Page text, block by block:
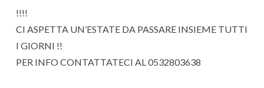
!!!!
CI ASPETTA UN’ESTATE DA PASSARE INSIEME TUTTI
I GIORNI !!
PER INFO CONTATTATECI AL 0532803638